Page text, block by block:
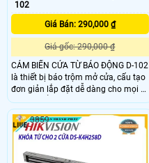
102
Giá Bán: 290,000 ₫
Giá gốc: 290,000 ₫
CẢM BIẾN CỬA TỪ BÁO ĐỘNG D-102
là thiết bị báo trộm mở cửa, cấu tạo
đơn giản lắp đặt dễ dàng cho mọi vị
trí như: cổng nhà, cửa hàng, siêu thị
tại nhưng nơi có người ra vào cần
được thông báo....
3859